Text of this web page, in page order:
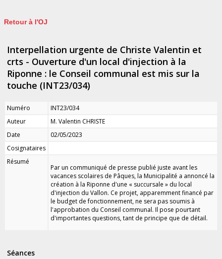
Retour à l'OJ
Interpellation urgente de Christe Valentin et
crts - Ouverture d'un local d'injection à la
Riponne : le Conseil communal est mis sur la
touche (INT23/034)
Numéro
INT23/034
Auteur
M. Valentin CHRISTE
Date
02/05/2023
Cosignataires
Résumé
Par un communiqué de presse publié juste avant les
vacances scolaires de Pâques, la Municipalité a annoncé la
création à la Riponne d'une « succursale » du local
d'injection du Vallon. Ce projet, apparemment financé par
le budget de fonctionnement, ne sera pas soumis à
l'approbation du Conseil communal. Il pose pourtant
d'importantes questions, tant de principe que de détail.
Séances